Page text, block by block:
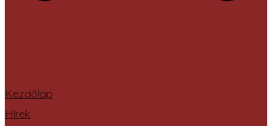
Kezdőlap
Hírek